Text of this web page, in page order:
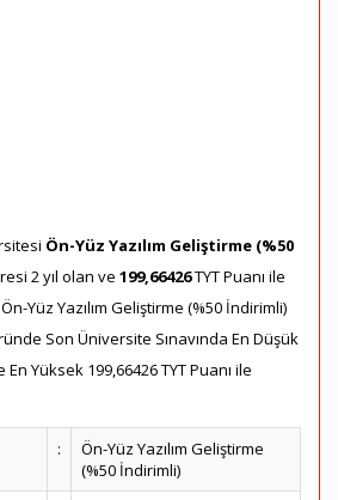
Ön-Yüz Yazılım Geliştirme (%50
2 yıl olan ve 199,66426TYT Puanı ile
Yüz Yazılım Geliştirme (%50 İndirimli)
Son Üniversite Sınavında En Düşük
En Yüksek 199,66426 TYT Puanı ile
:
Ön-Yüz Yazılım Geliştirme
(%50 İndirimli)